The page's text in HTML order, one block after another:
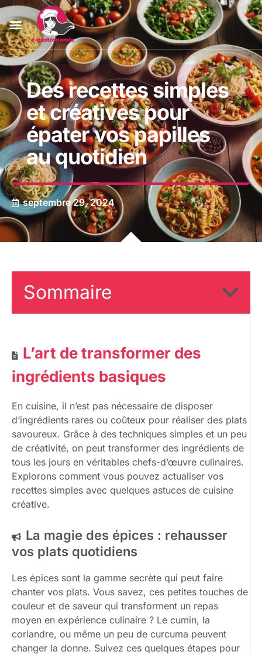
Des recettes simples
et créatives pour
épater vos papilles
au quotidien
septembre 29, 2024
Sommaire
L’art de transformer des
ingrédients basiques
En cuisine, il n’est pas nécessaire de disposer
d’ingrédients rares ou coûteux pour réaliser des plats
savoureux. Grâce à des techniques simples et un peu
de créativité, on peut transformer des ingrédients de
tous les jours en véritables chefs-d’œuvre culinaires.
Explorons comment vous pouvez actualiser vos
recettes simples avec quelques astuces de cuisine
créative.
La magie des épices : rehausser
vos plats quotidiens
Les épices sont la gamme secrète qui peut faire
chanter vos plats. Vous savez, ces petites touches de
couleur et de saveur qui transforment un repas
moyen en expérience culinaire ? Le cumin, la
coriandre, ou même un peu de curcuma peuvent
changer la donne. Suivez ces quelques étapes pour